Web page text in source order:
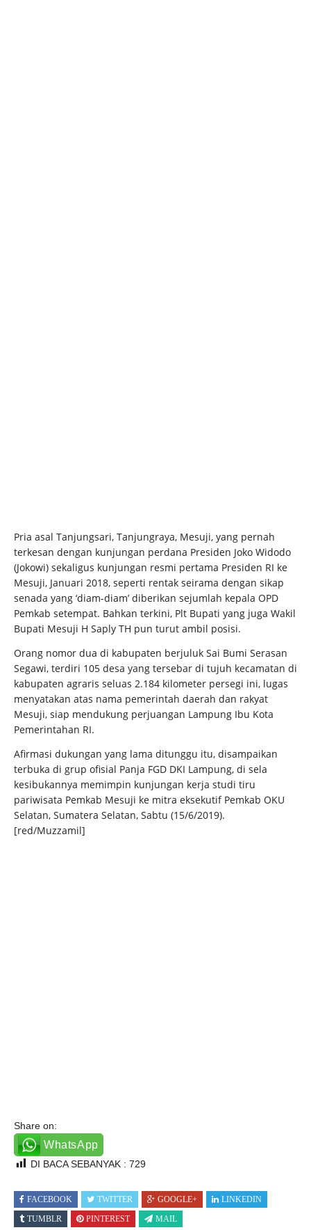
Pria asal Tanjungsari, Tanjungraya, Mesuji, yang pernah
terkesan dengan kunjungan perdana Presiden Joko Widodo
(Jokowi) sekaligus kunjungan resmi pertama Presiden RI ke
Mesuji, Januari 2018, seperti rentak seirama dengan sikap
senada yang ‘diam-diam’ diberikan sejumlah kepala OPD
Pemkab setempat. Bahkan terkini, Plt Bupati yang juga Wakil
Bupati Mesuji H Saply TH pun turut ambil posisi.
Orang nomor dua di kabupaten berjuluk Sai Bumi Serasan
Segawi, terdiri 105 desa yang tersebar di tujuh kecamatan di
kabupaten agraris seluas 2.184 kilometer persegi ini, lugas
menyatakan atas nama pemerintah daerah dan rakyat
Mesuji, siap mendukung perjuangan Lampung Ibu Kota
Pemerintahan RI.
Afirmasi dukungan yang lama ditunggu itu, disampaikan
terbuka di grup ofisial Panja FGD DKI Lampung, di sela
kesibukannya memimpin kunjungan kerja studi tiru
pariwisata Pemkab Mesuji ke mitra eksekutif Pemkab OKU
Selatan, Sumatera Selatan, Sabtu (15/6/2019).
[red/Muzzamil]
Share on:
WhatsApp
DI BACA SEBANYAK : 729
FACEBOOK TWITTER GOOGLE+
LINKEDIN
TUMBLR
PINTEREST MAIL